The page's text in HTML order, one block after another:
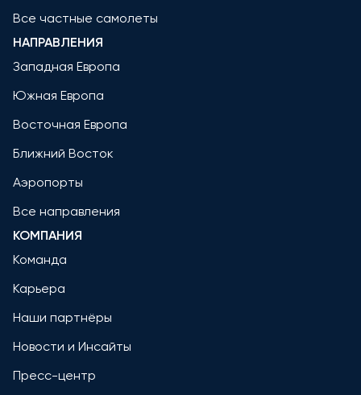
Все частные самолеты
НАПРАВЛЕНИЯ
Западная Европа
Южная Европа
Восточная Европа
Ближний Восток
Аэропорты
Все направления
КОМПАНИЯ
Команда
Карьера
Наши партнёры
Новости и Инсайты
Пресс-центр